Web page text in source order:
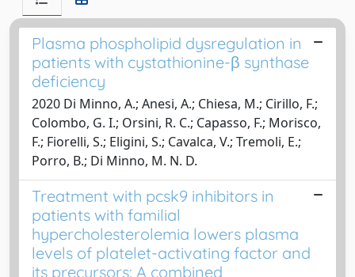
Plasma phospholipid dysregulation in
patients with cystathionine-β synthase
deficiency
2020 Di Minno, A.; Anesi, A.; Chiesa, M.; Cirillo, F.;
Colombo, G. I.; Orsini, R. C.; Capasso, F.; Morisco,
F.; Fiorelli, S.; Eligini, S.; Cavalca, V.; Tremoli, E.;
Porro, B.; Di Minno, M. N. D.
Treatment with pcsk9 inhibitors in
patients with familial
hypercholesterolemia lowers plasma
levels of platelet-activating factor and
its precursors: A combined